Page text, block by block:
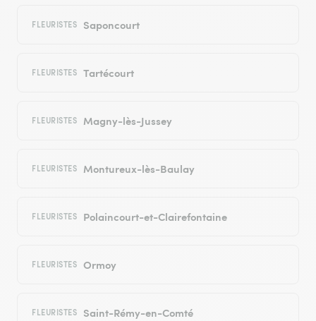
FLEURISTES Saponcourt
FLEURISTES Tartécourt
FLEURISTES Magny-lès-Jussey
FLEURISTES Montureux-lès-Baulay
FLEURISTES Polaincourt-et-Clairefontaine
FLEURISTES Ormoy
FLEURISTES Saint-Rémy-en-Comté